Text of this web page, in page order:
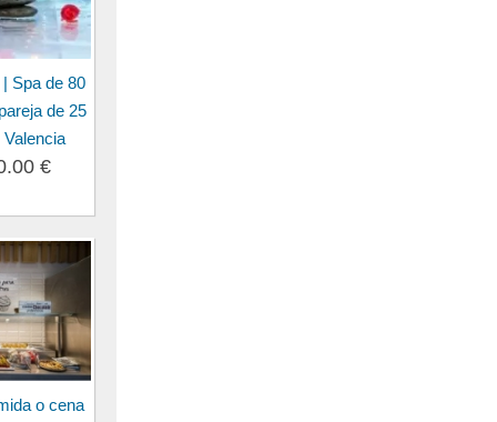
Spa de 80
de 25
€
o cena